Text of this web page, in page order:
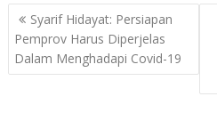
Navigasi
pos
Syarif Hidayat: Persiapan
Pemprov Harus Diperjelas
Dalam Menghadapi Covid-19